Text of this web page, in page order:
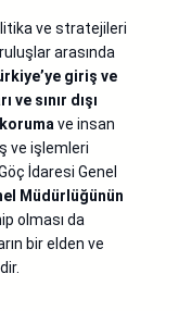
ve stratejileri
arasında
giriş ve
ve sınır dışı
ve insan
ve işlemleri
İdaresi Genel
Müdürlüğünün
olması da
bir elden ve